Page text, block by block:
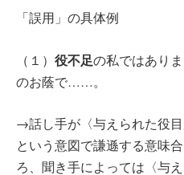
「誤用」の具体例
（１） 役不足の私ではあり
のお蔭で……。
→話し手が〈与えられた役目
という意図で謙遜する意味
ろ、聞き手によっては〈与